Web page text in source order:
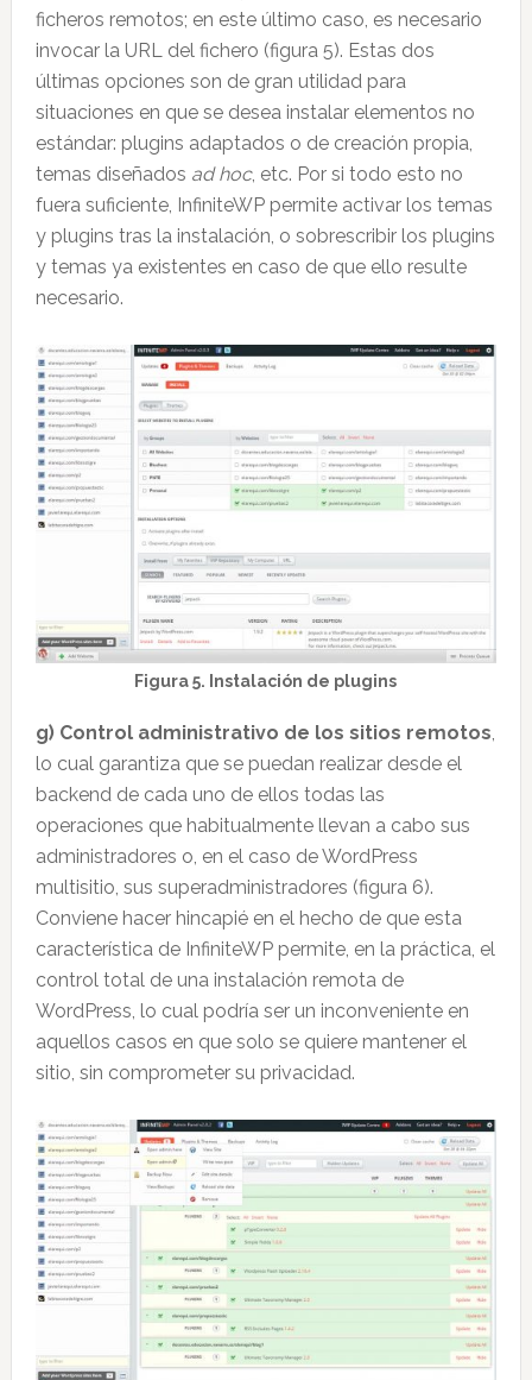
ficheros remotos; en este último caso, es necesario
invocar la URL del fichero (figura 5). Estas dos
últimas opciones son de gran utilidad para
situaciones en que se desea instalar elementos no
estándar: plugins adaptados o de creación propia,
temas diseñados ad hoc, etc. Por si todo esto no
fuera suficiente, InfiniteWP permite activar los temas
y plugins tras la instalación, o sobrescribir los plugins
y temas ya existentes en caso de que ello resulte
necesario.
Figura 5. Instalación de plugins
g) Control administrativo de los sitios remotos,
lo cual garantiza que se puedan realizar desde el
backend de cada uno de ellos todas las
operaciones que habitualmente llevan a cabo sus
administradores o, en el caso de WordPress
multisitio, sus superadministradores (figura 6).
Conviene hacer hincapié en el hecho de que esta
característica de InfiniteWP permite, en la práctica, el
control total de una instalación remota de
WordPress, lo cual podría ser un inconveniente en
aquellos casos en que solo se quiere mantener el
sitio, sin comprometer su privacidad.